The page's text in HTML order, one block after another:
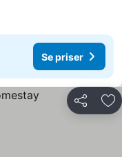
Se priser
Del